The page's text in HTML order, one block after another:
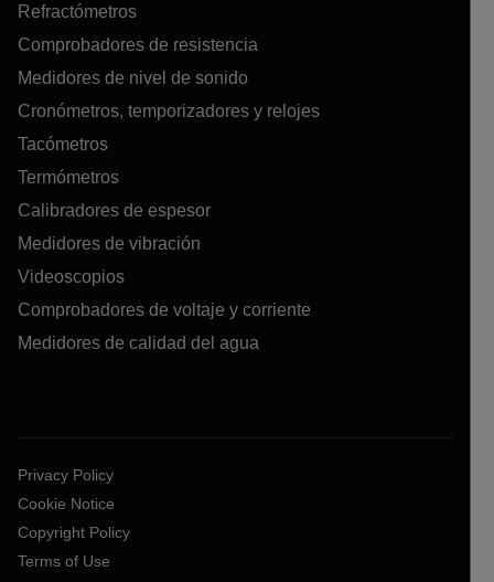
Refractómetros
Comprobadores de resistencia
Medidores de nivel de sonido
Cronómetros, temporizadores y relojes
Tacómetros
Termómetros
Calibradores de espesor
Medidores de vibración
Videoscopios
Comprobadores de voltaje y corriente
Medidores de calidad del agua
Privacy Policy
Cookie Notice
Copyright Policy
Terms of Use